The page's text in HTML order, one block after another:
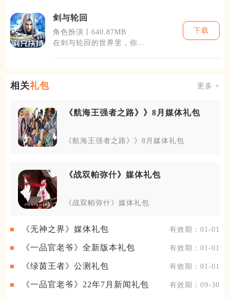
剑与轮回
角色扮演丨640.87MB
在剑与轮回的世界里，你可
下载
相关礼包 更多 +
《航海王强者之路》》8月媒体礼包
《航海王强者之路》》8月媒体礼包
《战双帕弥什》媒体礼包
《战双帕弥什》媒体礼包
《无神之界》媒体礼包 有效期：01-01
《一品官老爷》全新版本礼包 有效期：01-01
《绿茵王者》公测礼包 有效期：01-01
《一品官老爷》22年7月新闻礼包 有效期：09-30